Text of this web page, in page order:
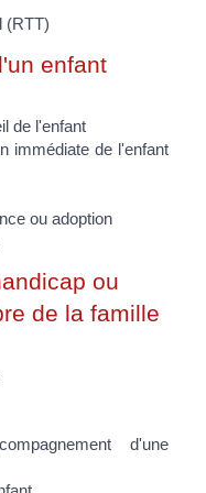
(RTT)
enfant
de l'enfant
immédiate de l'enfant
ou adoption
ou
de la famille
d'une